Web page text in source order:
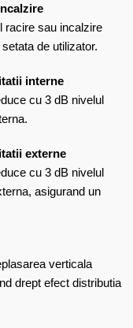
racire sau incalzire
de utilizator.
interne
cu 3 dB nivelul
externe
cu 3 dB nivelul
asigurand un
verticala
drept efect distributia